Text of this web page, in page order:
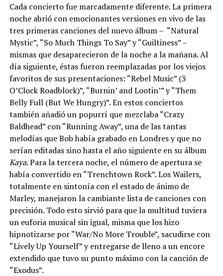
Cada concierto fue marcadamente diferente. La primera
noche abrió con emocionantes versiones en vivo de las
tres primeras canciones del nuevo álbum – “Natural
Mystic”, “So Much Things To Say” y “Guiltiness” –
mismas que desaparecieron de la noche a la mañana. Al
día siguiente, éstas fueron reemplazadas por los viejos
favoritos de sus presentaciones: “Rebel Music” (3
O’Clock Roadblock)”, “Burnin’ and Lootin’” y “Them
Belly Full (But We Hungry)”. En estos conciertos
también añadió un popurrí que mezclaba “Crazy
Baldhead” con “Running Away”, una de las tantas
melodías que Bob había grabado en Londres y que no
serían editadas sino hasta el año siguiente en su álbum
Kaya. Para la tercera noche, el número de apertura se
había convertido en “Trenchtown Rock”. Los Wailers,
totalmente en sintonía con el estado de ánimo de
Marley, manejaron la cambiante lista de canciones con
precisión. Todo esto sirvió para que la multitud tuviera
un euforia musical sin igual, misma que los hizo
hipnotizarse por “War/No More Trouble”, sacudirse con
“Lively Up Yourself” y entregarse de lleno a un encore
extendido que tuvo su punto máximo con la canción de
“Exodus”.